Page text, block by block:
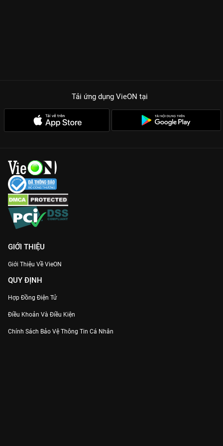
Tải ứng dụng VieON tại
GIỚI THIỆU
Giới Thiệu Về VieON
QUY ĐỊNH
Hợp Đồng Điện Tử
Điều Khoản Và Điều Kiện
Chính Sách Bảo Vệ Thông Tin Cá Nhân